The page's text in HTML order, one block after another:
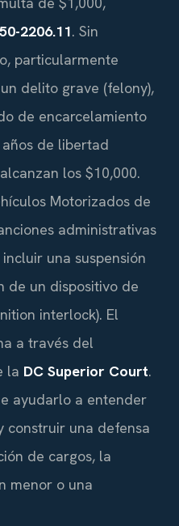
2206.11. Sin
particularmente
delito grave (felony),
de encarcelamiento
de libertad
los $10,000.
Motorizados de
administrativas
una suspensión
de un dispositivo de
interlock). El
a través del
la DC Superior Court.
ayudarlo a entender
construir una defensa
de cargos, la
menor o una